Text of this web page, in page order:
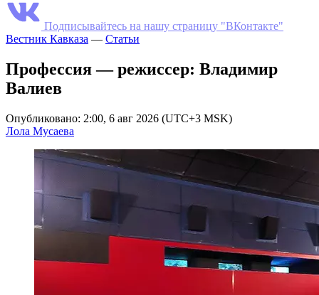
Подписывайтесь на нашу страницу "ВКонтакте"
Вестник Кавказа — Статьи
Профессия — режиссер: Владимир
Валиев
Опубликовано: 2:00, 6 авг 2026 (UTC+3 MSK)
Лола Мусаева